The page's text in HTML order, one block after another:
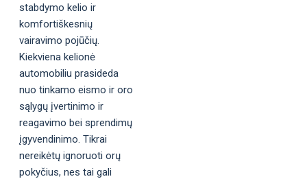
stabdymo kelio ir
komfortiškesnių
vairavimo pojūčių.
Kiekviena kelionė
automobiliu prasideda
nuo tinkamo eismo ir oro
sąlygų įvertinimo ir
reagavimo bei sprendimų
įgyvendinimo. Tikrai
nereikėtų ignoruoti orų
pokyčius, nes tai gali